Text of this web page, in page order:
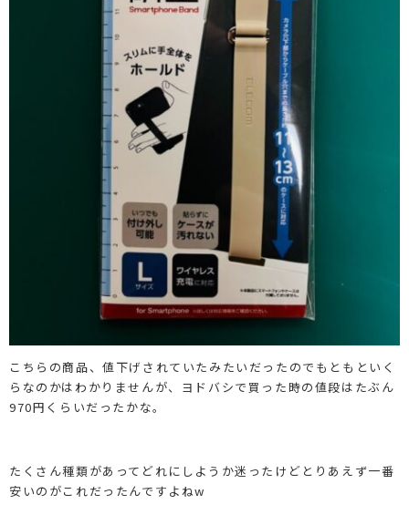
こちらの商品、値下げされていたみたいだったのでもともといく
らなのかはわかりませんが、ヨドバシで買った時の値段はたぶん
970円くらいだったかな。
たくさん種類があってどれにしようか迷ったけどとりあえず一番
安いのがこれだったんですよねw